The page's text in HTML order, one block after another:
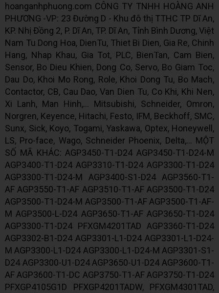
hoanganhphuong.com CÔNG TY TNHH HOÀNG ANH
PHƯƠNG -VP: 23 Đường D - Khu đô thị TTHC TP Dĩ An,
KP. Nhị Đồng 2, P. Dĩ An, TP. Dĩ An, Tỉnh Bình Dương, Việt
Nam Tu Dong Hoa, DienTu, Thiet Bi Dien, Gia Re, Chinh
Hang, Nhap Khau, Gia Tot, PLC, BienTan, Cam Bien,
Sensor, Bo Dieu Khien, Dong Co, Servo, Bo Giam Toc,
Dau Do, Khoi Mo Rong, Role, Khoi Dong Tu, Bo Mach,
Contactor, CB, Cau Dao, Van Dien Tu, Co Khi, Khi Nen,
Xi Lanh, Man Hinh,... Mitsubishi, Schneider, Omron,
Norgren, Keyence, Hitachi, Festo, IFM, Beckhoff, SMC,
Sunx, Sick, Koyo, Togami, Yaskawa, Optex, Honeywell,
LS, Pro-face, Wago, Schneider Phoenix, Delta,... MỘT
SỐ MÃ KHÁC: AGP3450-T1-D24 AGP3450-T1-D24-M
AGP3400-T1-D24 AGP3310-T1-D24 AGP3300-T1-D24
AGP3300-T1-D24-M AGP3400-S1-D24 AGP3560-T1-
AF AGP3550-T1-AF AGP3510-T1-AF AGP3500-T1-D24
AGP3500-T1-D24-M AGP3500-T1-AF AGP3500-T1-AF-
M AGP3500-L-D24 AGP3650-T1-AF AGP3650-T1-D24
AGP3300-T1-D24 PFXGM4201TAD AGP3360-T1-D24
AGP3302-B1-D24 AGP3301-L1-D24 AGP3301-L1-D24-
M AGP3300-L1-D24 AGP3300-L1-D24-M AGP3301-S1-
D24 AGP3300-U1-D24 AGP3650-U1-D24 AGP3600-T1-
AF AGP3600-T1-DC AGP3750-T1-AF AGP3750-T1-D24
PFXGP4105G1D PFXGP4201TADW, PFXGM4301TAD,